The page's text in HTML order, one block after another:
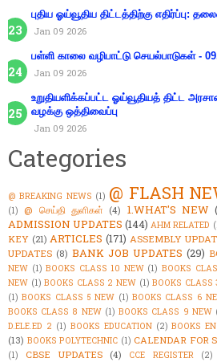
புதிய ஓய்வூதிய திட்டத்திற்கு எதிர்ப்பு:
Jan 09 2026
பள்ளி காலை வழிபாட்டு செயல்பாடுகள் -
Jan 09 2026
உறுதியளிக்கப்பட்ட ஓய்வூதியத் திட்ட
வழக்கு ஒத்திவைப்பு
Jan 09 2026
Categories
@ BREAKING NEWS (1) @ FLASH
(1) @ செய்தி துளிகள் (4) 1.WHAT'S NEW
ADMISSION UPDATES (144) AHM RELATED
KEY (21) ARTICLES (171) ASSEMBLY
UPDATES (8) BANK JOB UPDATES (29)
NEW (1) BOOKS CLASS 10 NEW (1) BOOKS
NEW (1) BOOKS CLASS 2 NEW (1) BOOKS CLASS
(1) BOOKS CLASS 5 NEW (1) BOOKS CLASS 6
BOOKS CLASS 8 NEW (1) BOOKS CLASS 9 NEW
D.ELE.ED 2 (1) BOOKS EDUCATION (2) BOOKS
(13) BOOKS POLYTECHNIC (1) CALENDAR FOR
(1)
CBSE UPDATES (4) CCE REGISTER (2)